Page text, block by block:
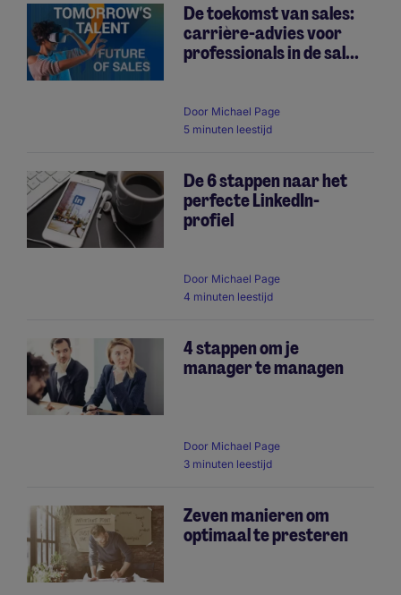
De toekomst van sales:
carrière-advies voor
professionals in de sal...
Door Michael Page
5 minuten leestijd
De 6 stappen naar het
perfecte LinkedIn-
profiel
Door Michael Page
4 minuten leestijd
4 stappen om je
manager te managen
Door Michael Page
3 minuten leestijd
Zeven manieren om
optimaal te presteren